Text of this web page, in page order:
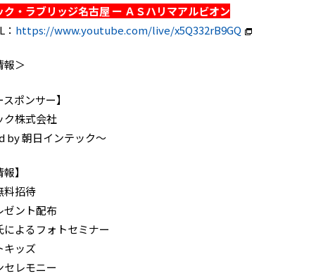
・ラブリッジ名古屋 ー ＡＳハリマアルビオン
https://www.youtube.com/live/x5Q332rB9GQ
報＞
スポンサー】
ク株式会社
朝日インテック～
】
招待
ント配布
よるフォトセミナー
ッズ
レモニー